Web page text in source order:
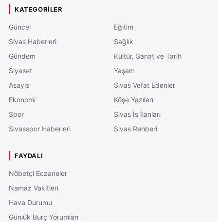
KATEGORILER
Güncel
Sivas Haberleri
Gündem
Siyaset
Asayiş
Ekonomi
Spor
Sivasspor Haberleri
Eğitim
Sağlık
Kültür, Sanat ve Tarih
Yaşam
Sivas Vefat Edenler
Köşe Yazıları
Sivas İş İlanları
Sivas Rehberi
FAYDALI
Nöbetçi Eczaneler
Namaz Vakitleri
Hava Durumu
Günlük Burç Yorumları